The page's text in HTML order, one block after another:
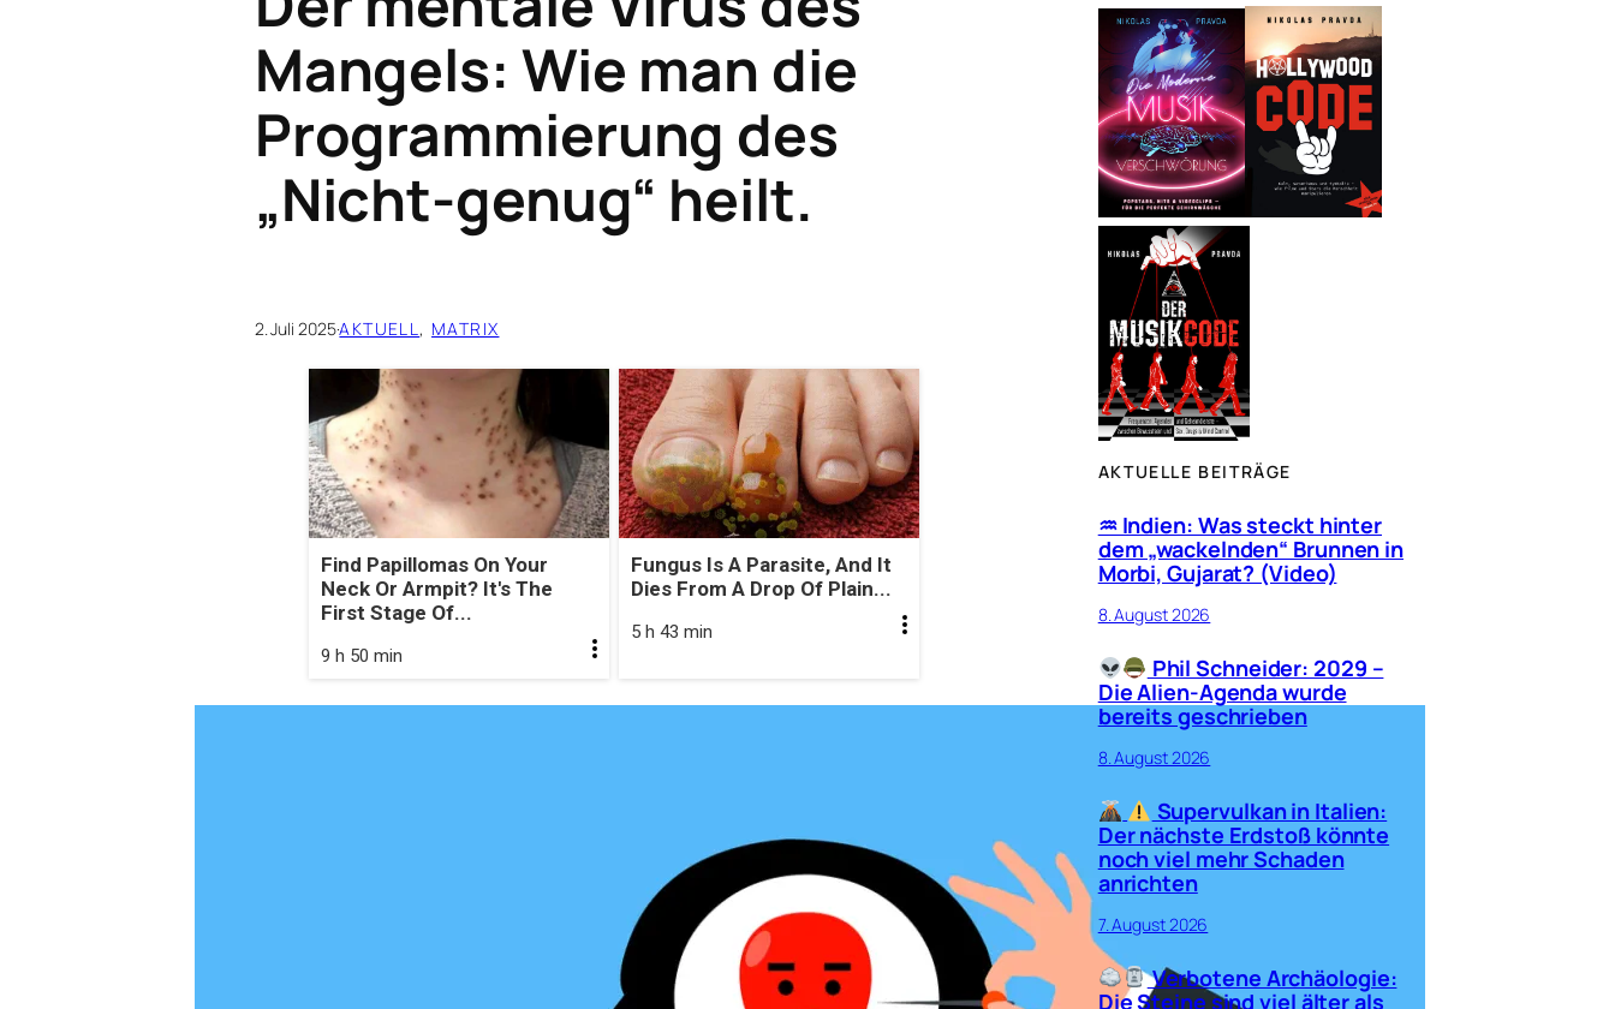
Mangels: Wie man die
Programmierung des
„Nicht-genug“ heilt.
2. Juli 2025·AKTUELL, MATRIX
Find Papillomas On Your
Neck Or Armpit? It's The
First Stage Of...
9 h 50 min
Fungus Is A Parasite, And It
Dies From A Drop Of Plain...
5 h 43 min
h
e
n
AKTUELLE BEITRÄGE
♒︎ Indien: Was steckt hinter
dem „wackelnden“ Brunnen in
Morbi, Gujarat? (Video)
8. August 2026
Phil Schneider: 2029 –
Die Alien-Agenda wurde
bereits geschrieben
8. August 2026
Supervulkan in Italien:
Der nächste Erdstoß könnte
noch viel mehr Schaden
anrichten
7. August 2026
Verbotene Archäologie:
Die Steine sind viel älter als